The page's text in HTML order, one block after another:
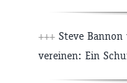
+++ Steve
vereinen: Ein